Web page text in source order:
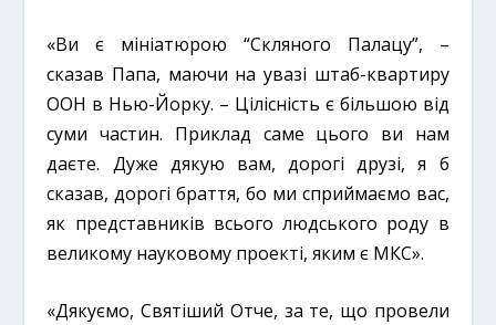
«Ви є мініатюрою “Скляного Палацу”, –
сказав Папа, маючи на увазі штаб-квартиру
ООН в Нью-Йорку. – Цілісність є більшою від
суми частин. Приклад саме цього ви нам
даєте. Дуже дякую вам, дорогі друзі, я б
сказав, дорогі браття, бо ми сприймаємо вас,
як представників всього людського роду в
великому науковому проекті, яким є МКС».
«Дякуємо, Святіший Отче, за те, що провели